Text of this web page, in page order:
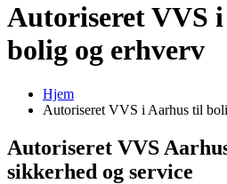
Autoriseret VVS
bolig og erhverv
Hjem
Autoriseret VVS i Aarhus til
Autoriseret VVS
sikkerhed og service